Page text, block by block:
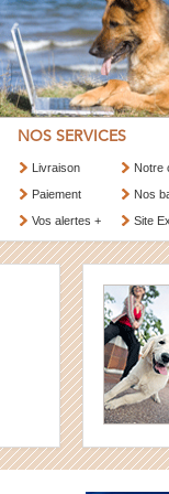
NOS SERVICES
Livraison
Paiement
Vos alertes +
Notre
Nos
Site